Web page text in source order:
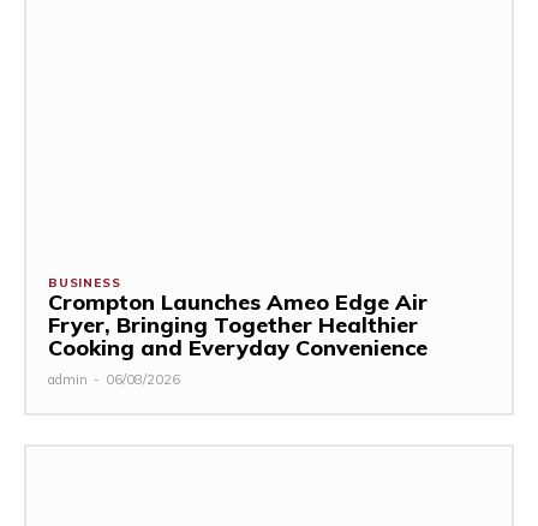
BUSINESS
Crompton Launches Ameo Edge Air
Fryer, Bringing Together Healthier
Cooking and Everyday Convenience
admin - 06/08/2026